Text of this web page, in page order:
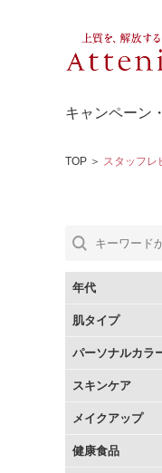
キャンペーン
お
チ
ア
＆
コ
ル
TOP ＞ スタッフレ
年代
肌タイプ
パーソナルカラ
スキンケア
メイクアップ
健康食品